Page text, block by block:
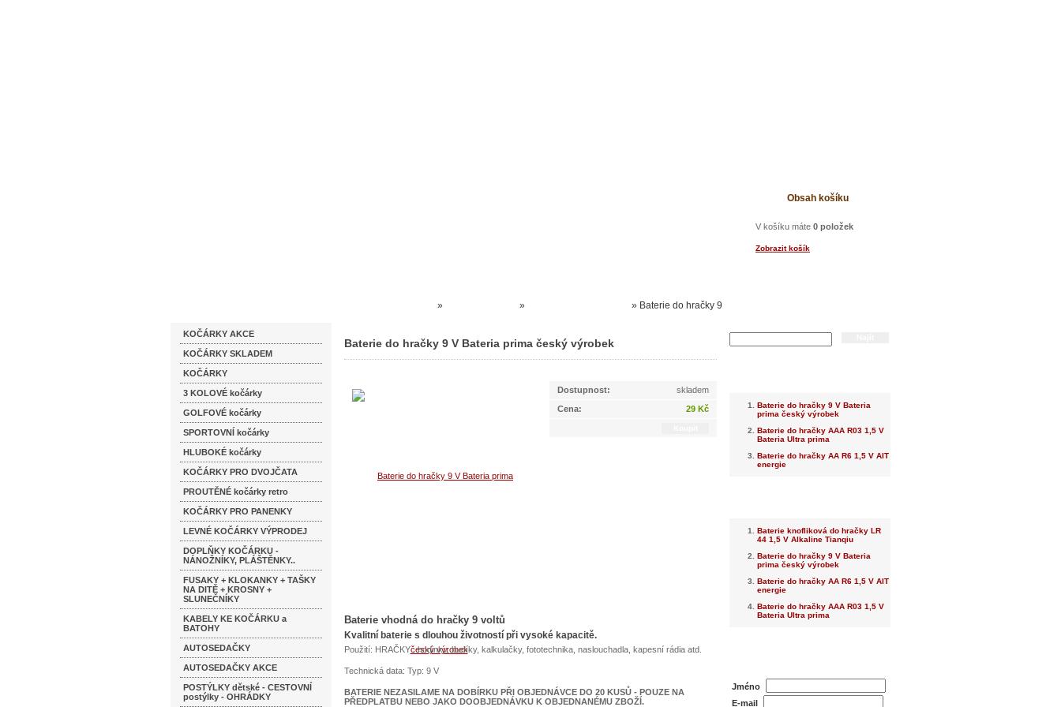
Obsah košíku
V košíku máte 0 položek
Zobrazit košík
KOČÁRKY AKCE
KOČÁRKY SKLADEM
KOČÁRKY
3 KOLOVÉ kočárky
GOLFOVÉ kočárky
SPORTOVNÍ kočárky
HLUBOKÉ kočárky
KOČÁRKY PRO DVOJČATA
PROUTĚNÉ kočárky retro
KOČÁRKY PRO PANENKY
LEVNÉ KOČÁRKY VÝPRODEJ
DOPLŇKY KOČÁRKU -
NÁNOŽNÍKY, PLÁŠTĚNKY..
FUSAKY + KLOKANKY + TAŠKY
NA DITĚ + KROSNY +
SLUNEČNÍKY
KABELY KE KOČÁRKU a
BATOHY
AUTOSEDAČKY
AUTOSEDAČKY AKCE
POSTÝLKY dětské - CESTOVNÍ
postýlky - OHRÁDKY
» » » Baterie do hračky 9
V Bateria prima český výrobek
Baterie do hračky 9 V Bateria prima český výrobek
Dostupnost:
skladem
Cena:
29 Kč
Baterie vhodná do hračky 9 voltů
Kvalitní baterie s dlouhou životností při vysoké kapacitě.
Použití: HRAČKY , hodinky, budíky, kalkulačky, fototechnika, naslouchadla, kapesní rádia atd.
Technická data: Typ: 9 V
BATERIE NEZASILAME NA DOBÍRKU PŘI OBJEDNÁVCE DO 20 KUSŮ - POUZE NA
PŘEDPLATBU NEBO JAKO DOOBJEDNÁVKU K OBJEDNANÉMU ZBOŽÍ.
Baterie do hračky 9 V Bateria
prima český výrobek
Baterie do hračky AAA R03 1,5 V
Bateria Ultra prima
Baterie do hračky AA R6 1,5 V AIT
energie
Baterie knofliková do hračky LR
44 1,5 V Alkaline Tianqiu
Baterie do hračky 9 V Bateria
prima český výrobek
Baterie do hračky AA R6 1,5 V AIT
energie
Baterie do hračky AAA R03 1,5 V
Bateria Ultra prima
Jméno
E-mail